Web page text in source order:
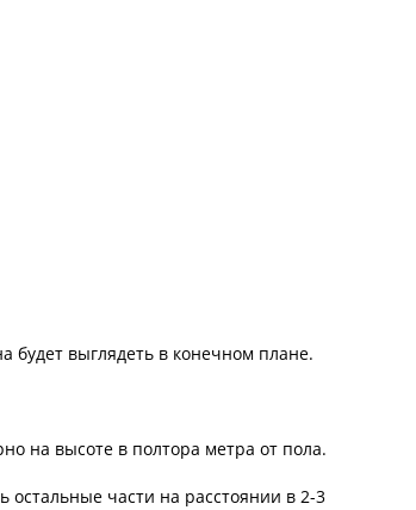
будет выглядеть в конечном плане.
на высоте в полтора метра от пола.
остальные части на расстоянии в 2-3